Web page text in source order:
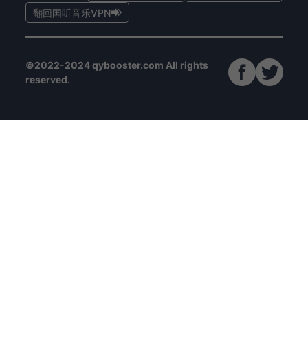
翻回国听音乐VPN
©2022-2024 qybooster.com All rights
reserved.